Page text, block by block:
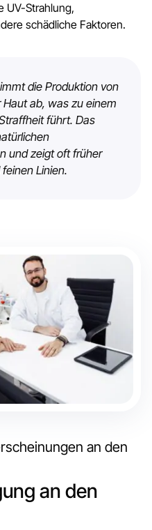
UV-Strahlung,
schädliche Faktoren.
die Produktion von
Haut ab, was zu einem
führt. Das
und zeigt oft früher
Linien.
an den
an den